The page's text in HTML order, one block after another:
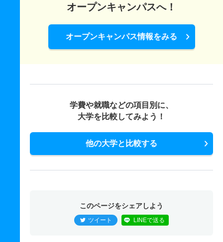
オープンキャンパスへ！
オープンキャンパス情報をみる
学費や就職などの項目別に、
大学を比較してみよう！
他の大学と比較する
このページをシェアしよう
ツイート LINEで送る